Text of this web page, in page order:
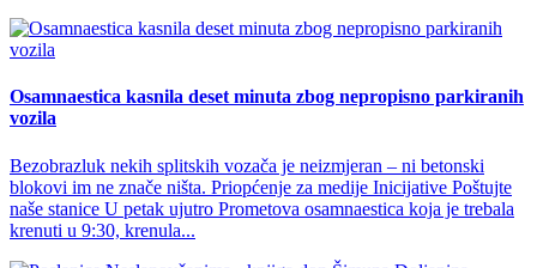
Osamnaestica kasnila deset minuta zbog nepropisno parkiranih
vozila
Bezobrazluk nekih splitskih vozača je neizmjeran – ni betonski
blokovi im ne znače ništa. Priopćenje za medije Inicijative Poštujte
naše stanice U petak ujutro Prometova osamnaestica koja je trebala
krenuti u 9:30, krenula...